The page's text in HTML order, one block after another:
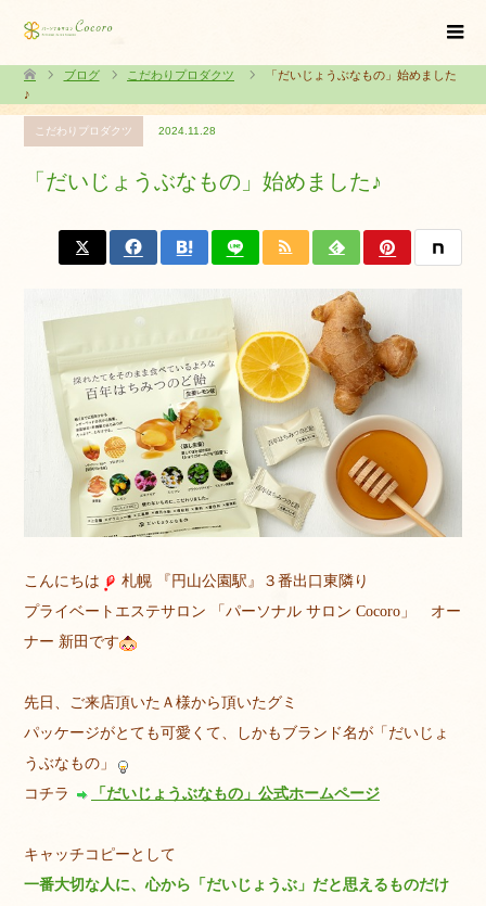
ブログ こだわりプロダクツ
「だいじょうぶなもの」始めました
♪
こだわりプロダクツ 2024.11.28
「だいじょうぶなもの」始めました♪
こんにちは
札幌 『円山公園駅』３番出口東隣り
プライベートエステサロン 「パーソナル サロン Cocoro」 オー
ナー 新田です
先日、ご来店頂いたＡ様から頂いたグミ
パッケージがとても可愛くて、しかもブランド名が「だいじょ
うぶなもの」
コチラ
「だいじょうぶなもの」公式ホームページ
キャッチコピーとして
一番大切な人に、心から「だいじょうぶ」だと思えるものだけ